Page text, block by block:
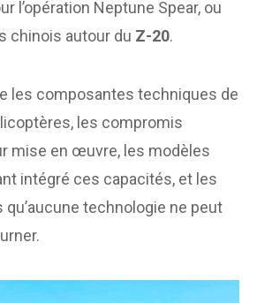
l’opération Neptune Spear, ou
chinois autour du Z-20.
les composantes techniques de
les compromis
mise en œuvre, les modèles
intégré ces capacités, et les
technologie ne peut